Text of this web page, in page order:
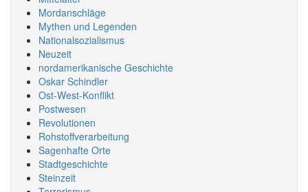
Mordanschläge
Mythen und Legenden
Nationalsozialismus
Neuzeit
nordamerikanische Geschichte
Oskar Schindler
Ost-West-Konflikt
Postwesen
Revolutionen
Rohstoffverarbeitung
Sagenhafte Orte
Stadtgeschichte
Steinzeit